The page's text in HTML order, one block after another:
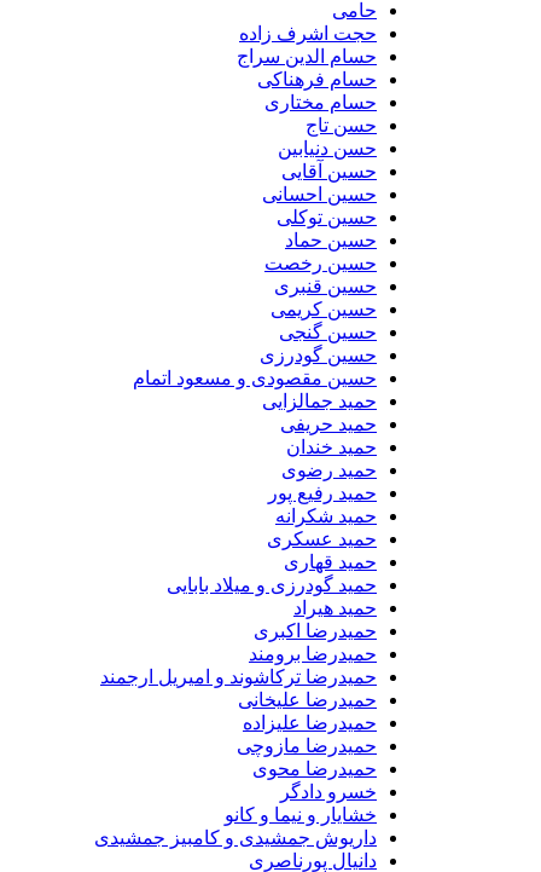
حجت اشرف زاده
حسام الدین سراج
حسام فرهناکی
حسام مختاری
حسن تاج
حسن دنیابین
حسین آقایی
حسین احسانی
حسین توکلی
حسین حماد
حسین رخصت
حسین قنبری
حسین کریمی
حسین گنجی
حسین گودرزی
حسین مقصودی و مسعود اتمام
حمید جمالزایی
حمید حریفی
حمید خندان
حمید رضوی
حمید رفیع پور
حمید شکرانه
حمید عسکری
حمید قهاری
حمید گودرزی و میلاد بابایی
حمید هیراد
حمیدرضا اکبری
حمیدرضا برومند
حمیدرضا ترکاشوند و امیریل ارجمند
حمیدرضا علیخانی
حمیدرضا علیزاده
حمیدرضا مازوچی
حمیدرضا محوی
خسرو دادگر
خشایار و نیما و کانو
داریوش جمشیدی و کامبیز جمشیدی
دانیال پورناصری